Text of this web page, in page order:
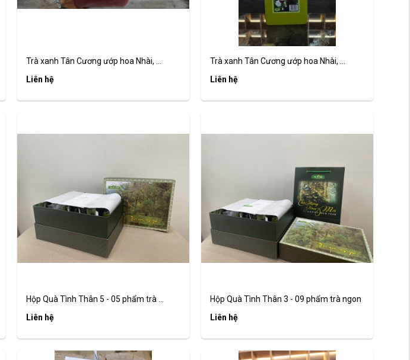
Trà xanh Tân Cương ướp hoa Nhài, ...
Liên hệ
Trà xanh Tân Cương ướp hoa Nhài, ...
Liên hệ
Hộp Quà Tình Thân 5 - 05 phẩm trà ...
Liên hệ
Hộp Quà Tình Thân 3 - 09 phẩm trà ngon
Liên hệ